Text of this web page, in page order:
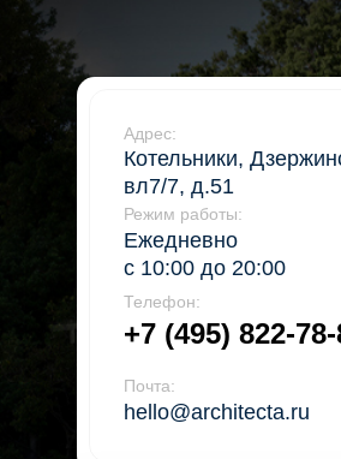
+7 (495) 822-
Адрес:
Котельники,
вл7/7, д.51
Режим работы:
Ежедневно
с 10:00 до 20:00
Телефон:
Почта:
hello@architecta.ru